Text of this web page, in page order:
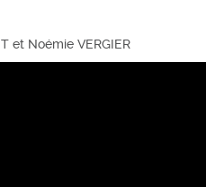
et Noémie VERGIER